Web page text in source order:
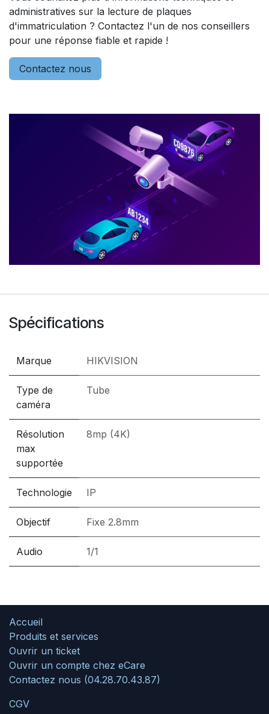
administratives sur la lecture de plaques
d'immatriculation ? Contactez l'un de nos conseillers
pour une réponse fiable et rapide !
Contactez nous
Spécifications
Marque HIKVISION
Type de
caméra
Tube
Résolution
max
supportée
8mp (4K)
Technologie IP
Objectif Fixe 2.8mm
Audio 1/1
Accueil
Produits et services
Ouvrir un ticket
Ouvrir un compte chez eCare
Contactez nous (04.28.70.43.87)
CGV